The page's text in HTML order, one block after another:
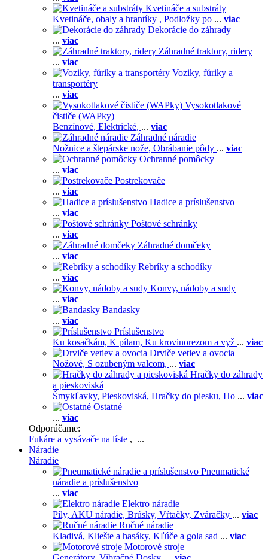
Kvetináče a substráty
Kvetináče, obaly a hrantíky , Podložky po ... viac
Dekorácie do záhrady
... viac
Záhradné traktory, ridery
... viac
Voziky, fúriky a
transportéry
... viac
Vysokotlakové
čističe (WAPky)
Benzínové, Elektrické, ... viac
Záhradné náradie
Nožnice a štepárske nože, Obrábanie pôdy ... viac
Ochranné pomôcky
... viac
Postrekovače
... viac
Hadice a príslušenstvo
... viac
Poštové schránky
... viac
Záhradné domčeky
... viac
Rebríky a schodíky
... viac
Konvy, nádoby a sudy
... viac
Bandasky
... viac
Príslušenstvo
Ku kosačkám, K pílam, Ku krovinorezom a vyž ... viac
Drviče vetiev a ovocia
Nožové, S ozubeným valcom, ... viac
Hračky do záhrady
a pieskoviská
Šmykľavky, Pieskoviská, Hračky do piesku, Ho ... viac
Ostatné
... viac
Odporúčame:
Fukáre a vysávače na líste , ...
Náradie
Náradie
Pneumatické
náradie a príslušenstvo
... viac
Elektro náradie
Píly, AKU náradie, Brúsky, Vŕtačky, Zváračky ... viac
Ručné náradie
Kladivá, Kliešte a hasáky, Kľúče a gola sad ... viac
Motorové stroje